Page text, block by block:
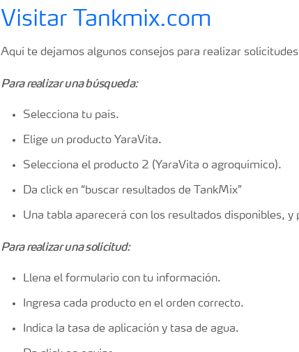
Visitar Tankmix.com
Aquí te dejamos algunos consejos para realizar
Para realizar una búsqueda:
Selecciona tu país.
Elige un producto YaraVita.
Selecciona el producto 2 (YaraVita o agroquímico).
Da click en “buscar resultados de TankMix”
Una tabla aparecerá con los resultados disponibles,
Para realizar una solicitud:
Llena el formulario con tu información.
Ingresa cada producto en el orden correcto.
Indica la tasa de aplicación y tasa de agua.